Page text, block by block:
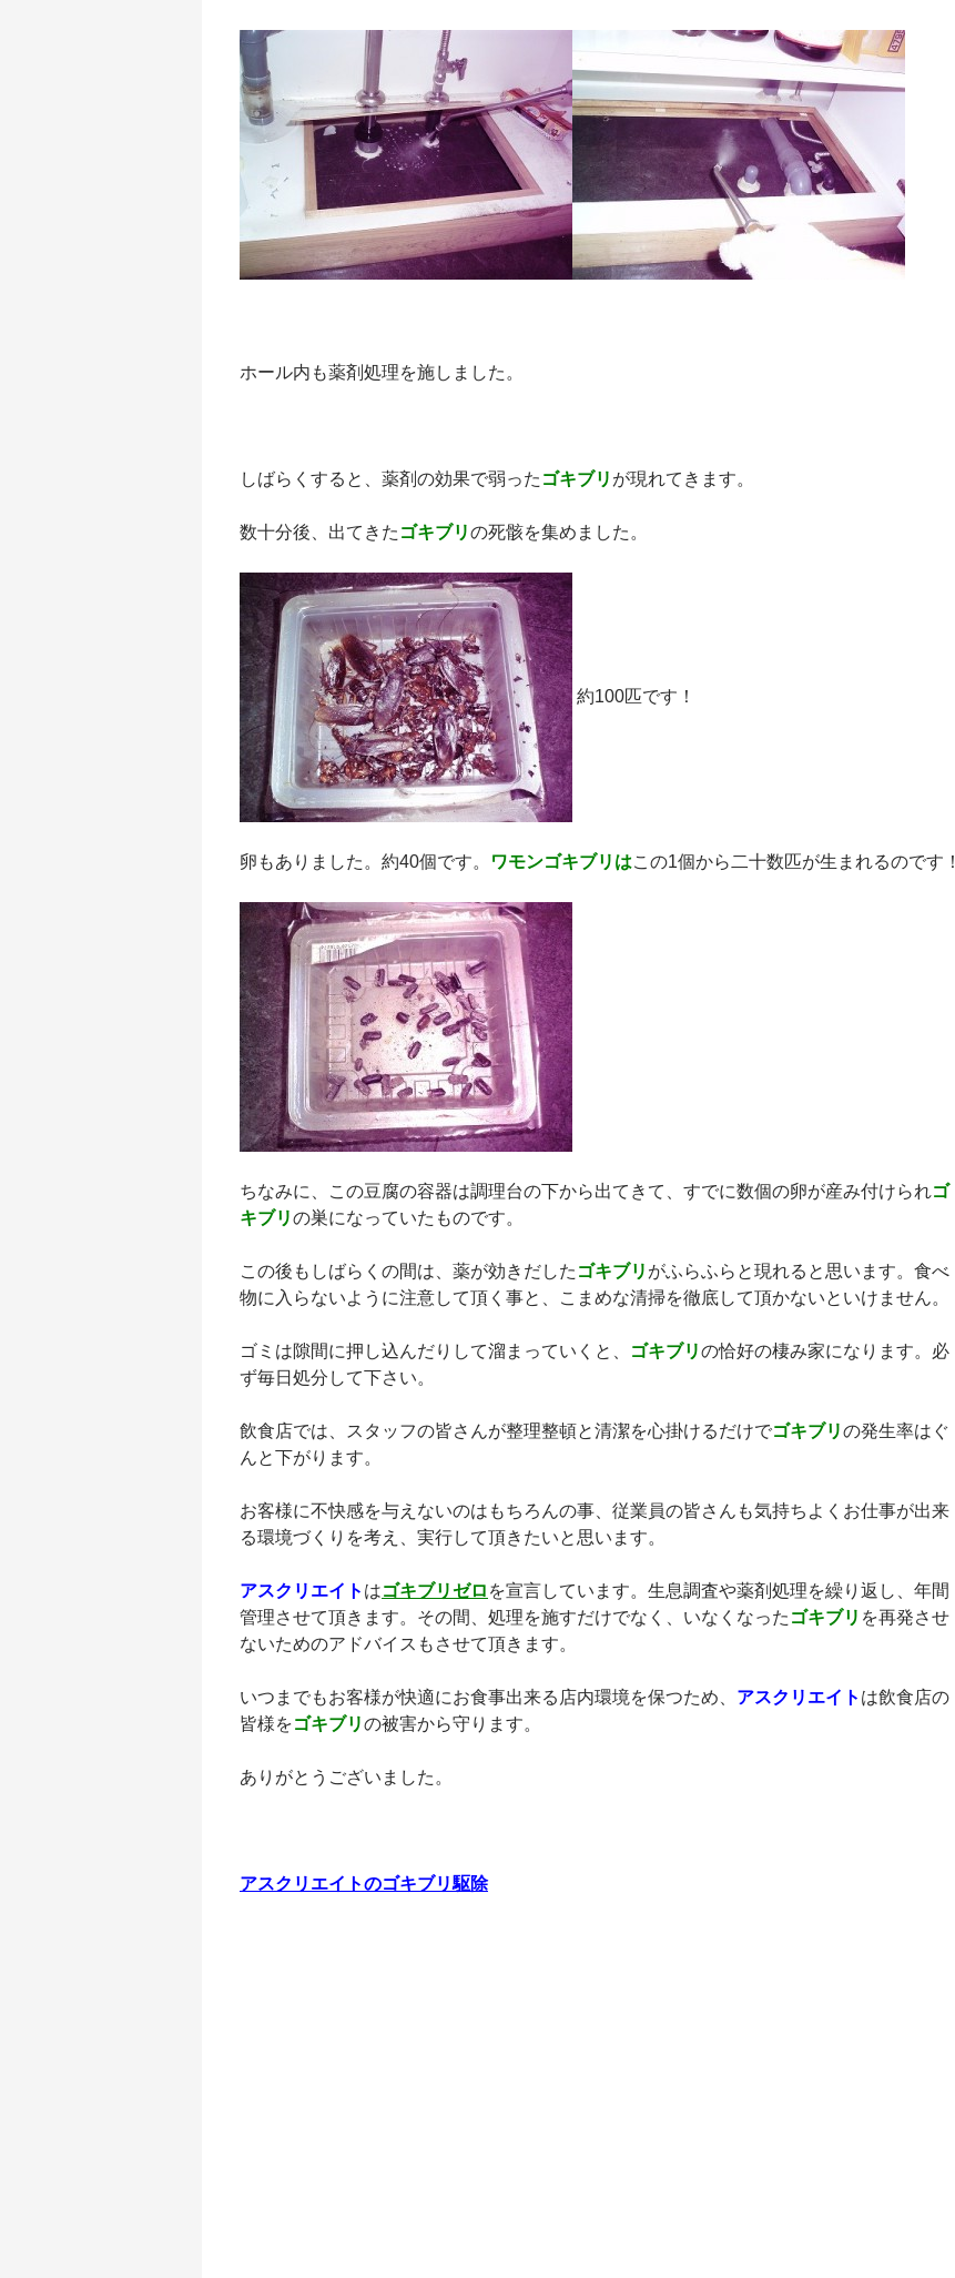
ホール内も薬剤処理を施しました。
しばらくすると、薬剤の効果で弱った ゴキブリ が現れてきます。
数十分後、出てきた ゴキブリの死骸を集めました。
約100匹です！
卵もありました。約40個です。 ワモンゴキブリはこの1個から二十数匹が生まれるのです！
ちなみに、この豆腐の容器は調理台の下から出てきて、すでに数個の卵が産み付けられゴ
キブリの巣になっていたものです。
この後もしばらくの間は、薬が効きだした ゴキブリ がふらふらと現れると思います。食べ
物に入らないように注意して頂く事と、こまめな清掃を徹底して頂かないといけません。
ゴミは隙間に押し込んだりして溜まっていくと、 ゴキブリの恰好の棲み家になります。必
ず毎日処分して下さい。
飲食店では、スタッフの皆さんが整理整頓と清潔を心掛けるだけでゴキブリの発生率はぐ
んと下がります。
お客様に不快感を与えないのはもちろんの事、従業員の皆さんも気持ちよくお仕事が出来
る環境づくりを考え、実行して頂きたいと思います。
アスクリエイト はゴキブリゼロ を宣言しています。生息調査や薬剤処理を繰り返し、年間
管理させて頂きます。その間、処理を施すだけでなく、いなくなった ゴキブリ を再発させ
ないためのアドバイスもさせて頂きます。
いつまでもお客様が快適にお食事出来る店内環境を保つため、 アスクリエイト は飲食店の
皆様をゴキブリの被害から守ります。
ありがとうございました。
アスクリエイトのゴキブリ駆除